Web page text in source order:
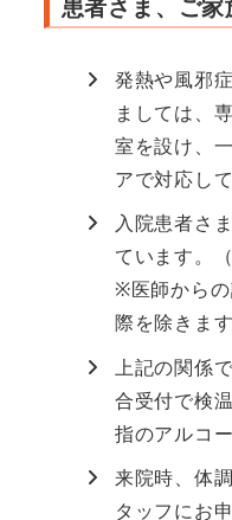
発熱や風邪
ましては、
室を設け、
アで対応し
入院患者さ
ています。
※医師から
際を除きます
上記の関係
合受付で検
指のアルコ
来院時、体
タッフにお